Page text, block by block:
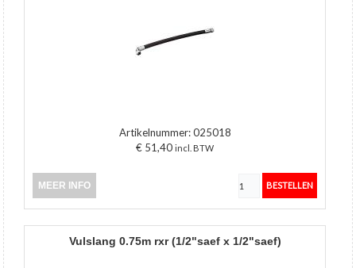
Artikelnummer:025018
€ 51,40 incl. BTW
MEER INFO
vulslang 0.75m rxr (1/2"saef x 1/2"saef)